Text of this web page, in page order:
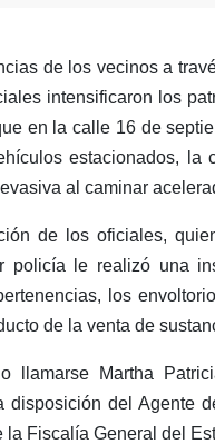
de los vecinos a
intensificaron los
en la calle 16 de
estacionados, la
al caminar
de los oficiales,
policía le realizó una
los
de la venta de
llamarse Martha
disposición del Agente
la Fiscalía General del